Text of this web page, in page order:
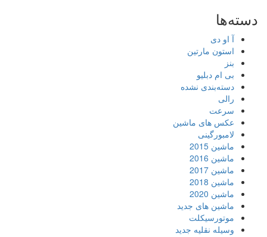
دسته‌ها
آ او دی
استون مارتین
بنز
بی ام دبلیو
دسته‌بندی نشده
رالی
سرعت
عکس های ماشین
لامبورگینی
ماشین 2015
ماشین 2016
ماشین 2017
ماشین 2018
ماشین 2020
ماشین های جدید
موتورسیکلت
وسیله نقلیه جدید